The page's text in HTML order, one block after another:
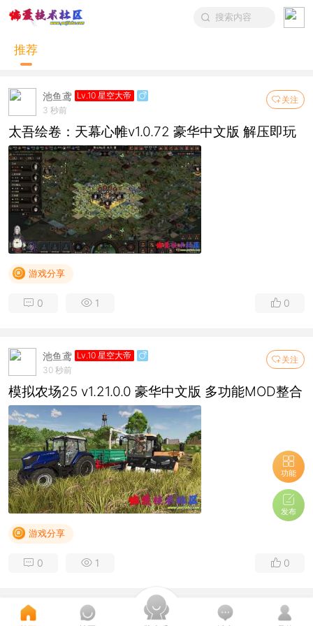
搜索内容
推荐
关注
池鱼鸢 Lv.10 星空大帝
3 秒前
太吾绘卷：天幕心帷v1.0.72 豪华中文版 解压即玩
游戏分享
0 1 0
关注
池鱼鸢 Lv.10 星空大帝
30 秒前
模拟农场25 v1.21.0.0 豪华中文版 多功能MOD整合
游戏分享
0 1 0
关注
Lv.10 星空大帝
功能
发布